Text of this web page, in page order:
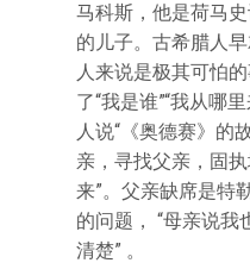
马科斯，他是荷马
的儿子。古希腊人
人来说是极其可怕
了“我是谁”“我从哪
人说“《奥德赛》的
亲，寻找父亲，固
来”。父亲缺席是特
的问题， “母亲说我
清楚” 。